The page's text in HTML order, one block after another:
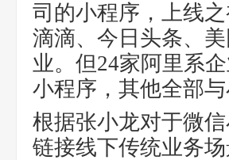
司的小程序，上线
滴滴、今日头条、
业。但24家阿里系
小程序，其他全部与
根据张小龙对于微
链接线下传统业务